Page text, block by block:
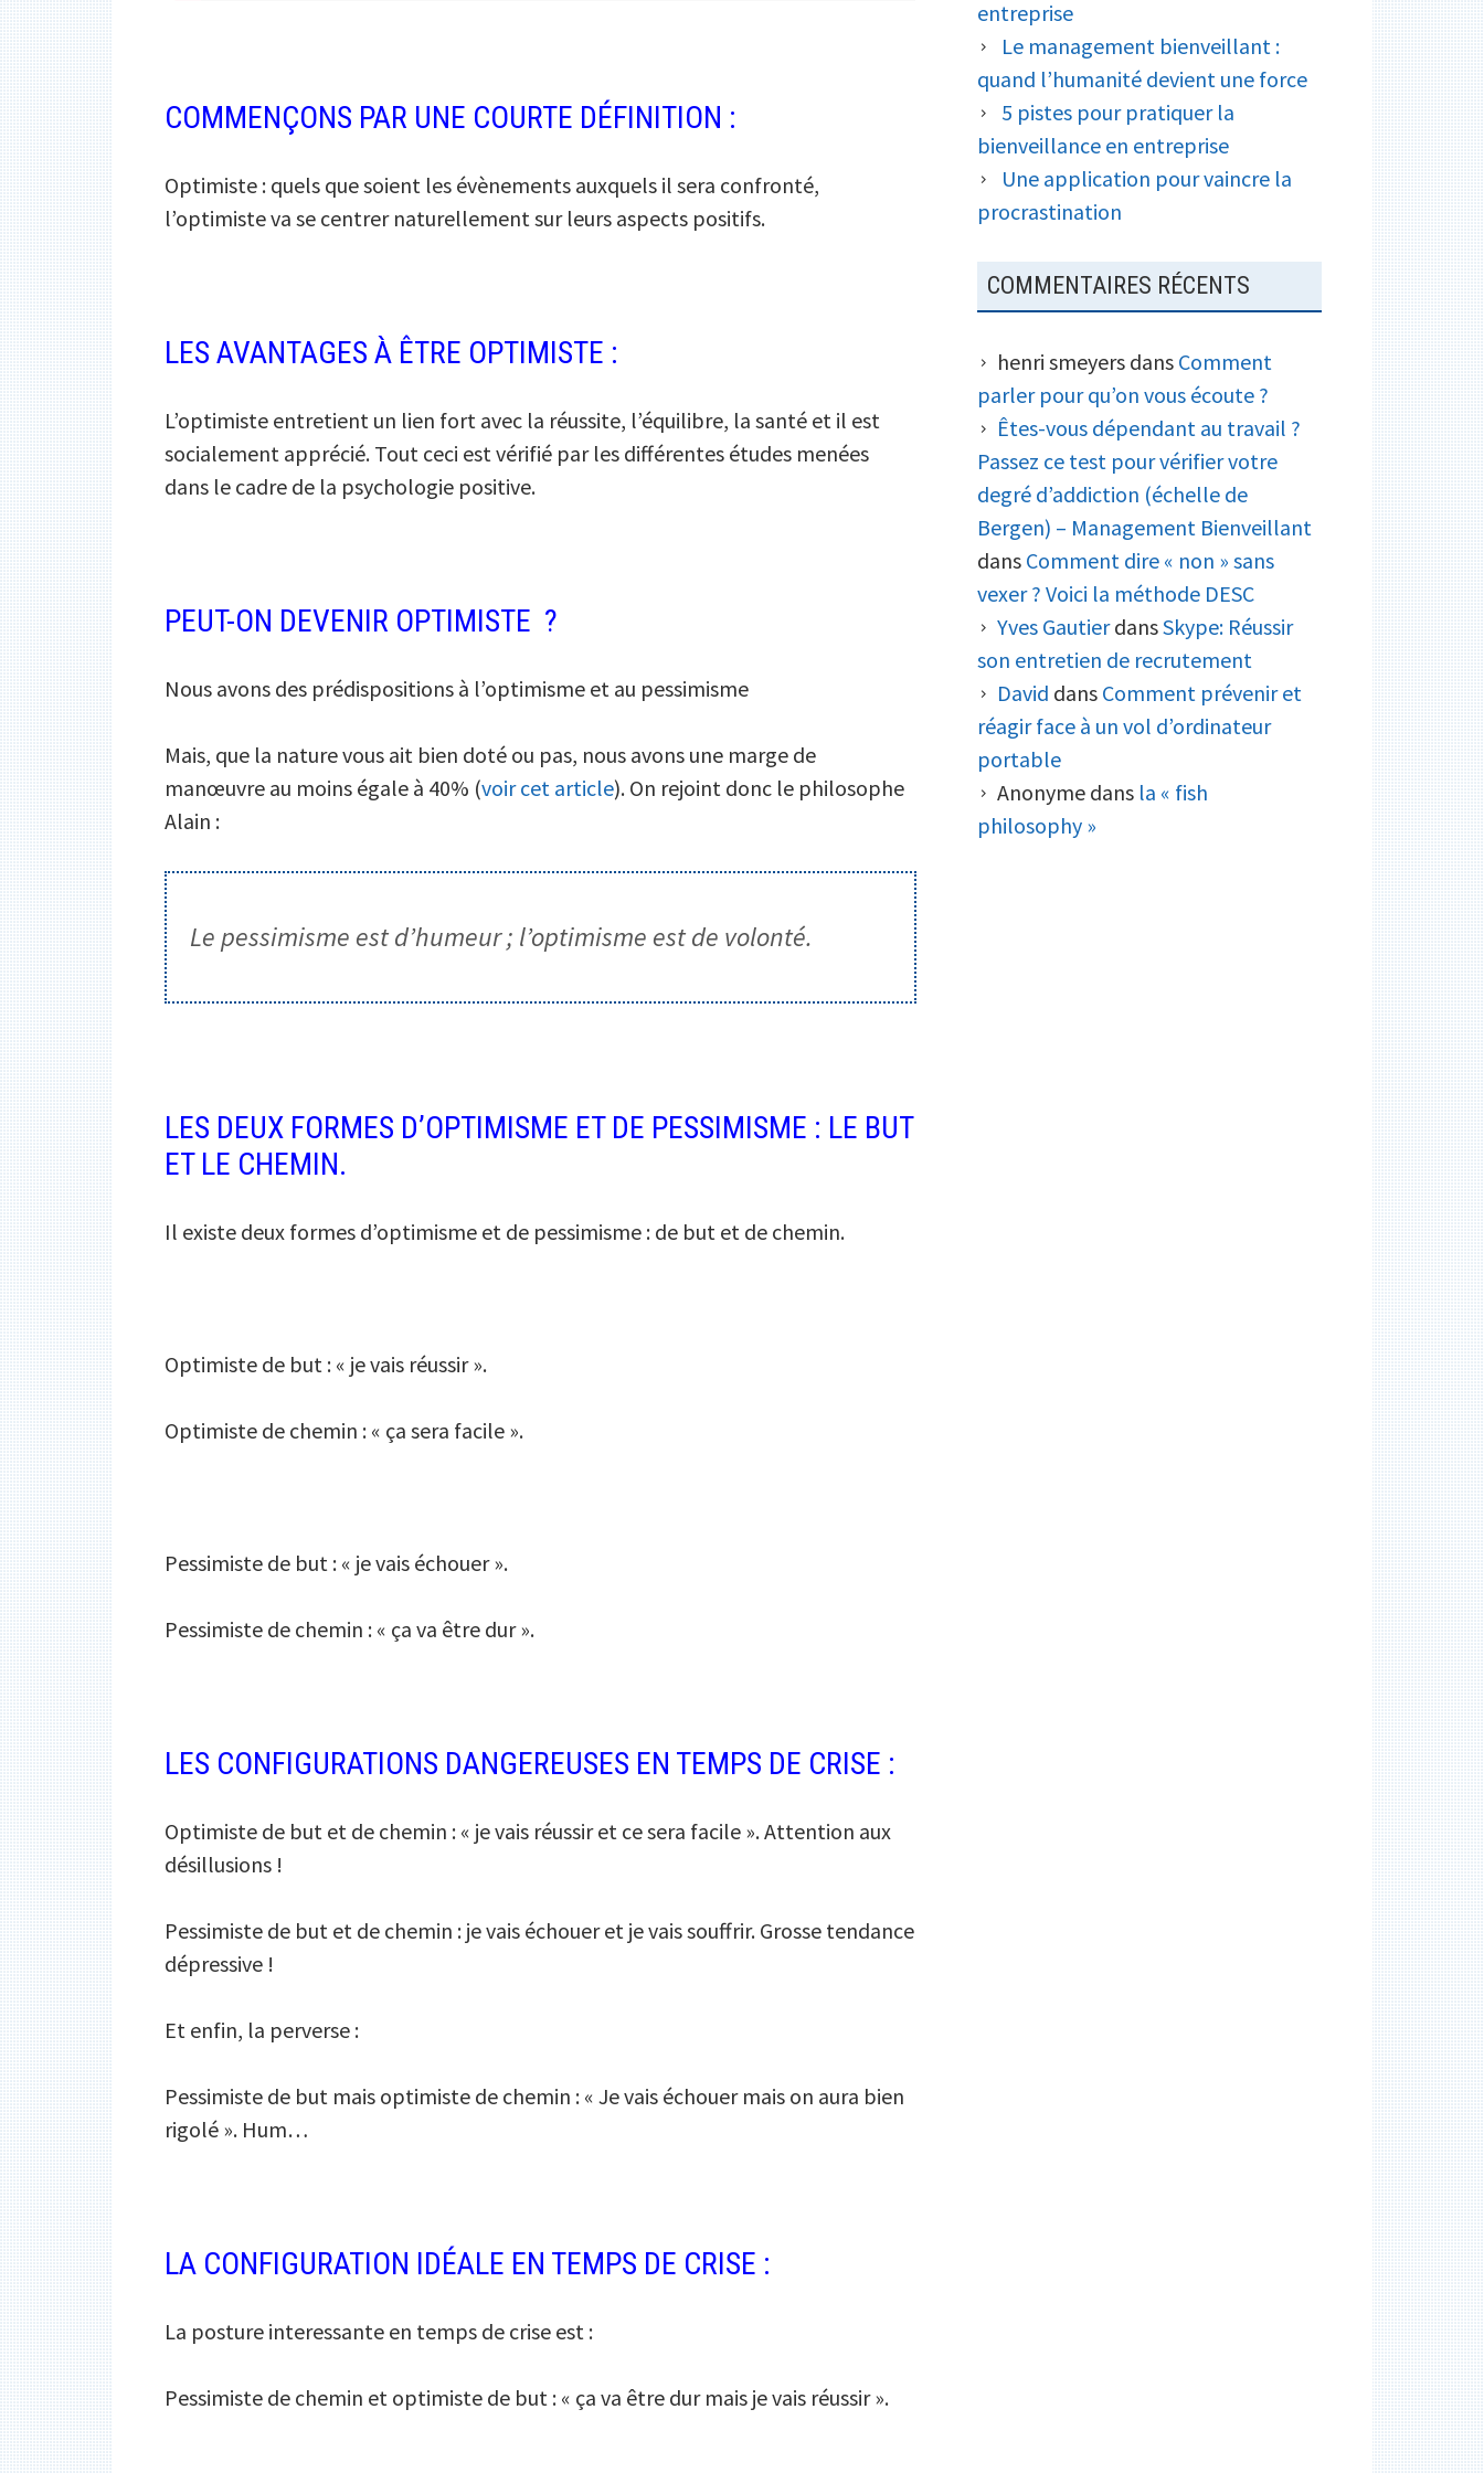
COMMENÇONS PAR UNE COURTE DÉFINITION :
Optimiste : quels que soient les évènements auxquels il sera confronté,
l’optimiste va se centrer naturellement sur leurs aspects positifs.
LES AVANTAGES À ÊTRE OPTIMISTE :
L’optimiste entretient un lien fort avec la réussite, l’équilibre, la santé et il est
socialement apprécié. Tout ceci est vérifié par les différentes études menées
dans le cadre de la psychologie positive.
PEUT-ON DEVENIR OPTIMISTE ?
Nous avons des prédispositions à l’optimisme et au pessimisme
Mais, que la nature vous ait bien doté ou pas, nous avons une marge de
manœuvre au moins égale à 40% (voir cet article). On rejoint donc le philosophe
Alain :
Le pessimisme est d’humeur ; l’optimisme est de volonté.
LES DEUX FORMES D’OPTIMISME ET DE PESSIMISME : LE BUT
ET LE CHEMIN.
Il existe deux formes d’optimisme et de pessimisme : de but et de chemin.
Optimiste de but : « je vais réussir ».
Optimiste de chemin : « ça sera facile ».
Pessimiste de but : « je vais échouer ».
Pessimiste de chemin : « ça va être dur ».
LES CONFIGURATIONS DANGEREUSES EN TEMPS DE CRISE :
Optimiste de but et de chemin : « je vais réussir et ce sera facile ». Attention aux
désillusions !
Pessimiste de but et de chemin : je vais échouer et je vais souffrir. Grosse tendance
dépressive !
Et enfin, la perverse :
Pessimiste de but mais optimiste de chemin : « Je vais échouer mais on aura bien
rigolé ». Hum…
LA CONFIGURATION IDÉALE EN TEMPS DE CRISE :
La posture interessante en temps de crise est :
Pessimiste de chemin et optimiste de but : « ça va être dur mais je vais réussir ».
entreprise
Le management bienveillant :
quand l’humanité devient une force
5 pistes pour pratiquer la
bienveillance en entreprise
Une application pour vaincre la
procrastination
COMMENTAIRES RÉCENTS
henri smeyersdans Comment
parler pour qu’on vous écoute ?
Êtes-vous dépendant au travail ?
Passez ce test pour vérifier votre
degré d’addiction (échelle de
Bergen) – Management Bienveillant
dans Comment dire « non » sans
vexer ? Voici la méthode DESC
Yves GautierdansSkype: Réussir
son entretien de recrutement
David dans Comment prévenir et
réagir face à un vol d’ordinateur
portable
Anonymedans la « fish
philosophy »